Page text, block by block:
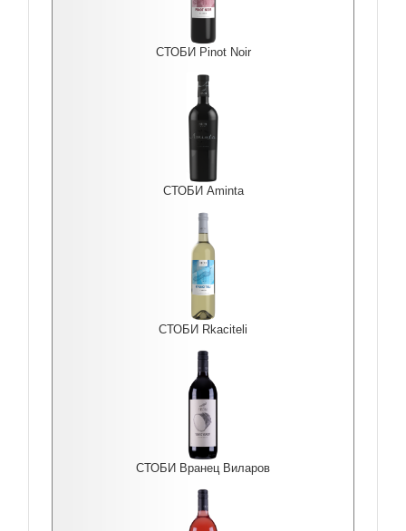
СТОБИ Pinot Noir
СТОБИ Aminta
СТОБИ Rkaciteli
СТОБИ Вранец Виларов